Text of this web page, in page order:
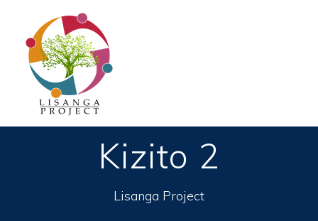
Kizito 2
Lisanga Project